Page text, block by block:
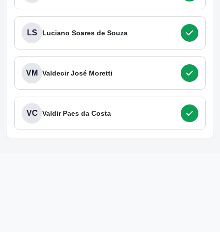
LS Luciano Soares de Souza
VM Valdecir José Moretti
VC Valdir Paes da Costa